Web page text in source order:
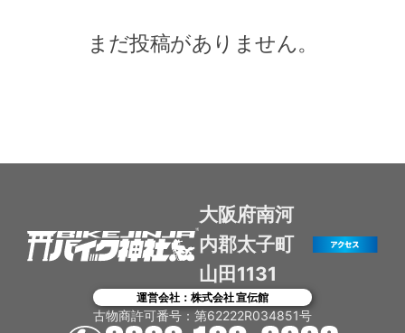
まだ投稿がありません。
大阪府南河
内郡太子町
山田1131
運営会社：株式会社 宣伝館
古物商許可番号：第62222R034851号